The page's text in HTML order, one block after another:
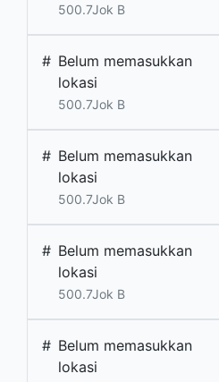
500.7Jok B
# Belum memasukkan
lokasi
500.7Jok B
# Belum memasukkan
lokasi
500.7Jok B
# Belum memasukkan
lokasi
500.7Jok B
# Belum memasukkan
lokasi